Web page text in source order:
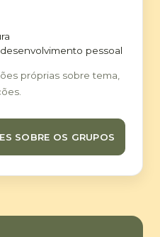
pessoal
próprias sobre tema,
SOBRE OS GRUPOS